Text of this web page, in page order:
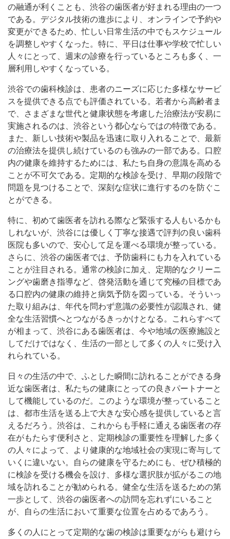
の融通が利くことも、渋谷の歯医者が好まれる理由の一つ
である。デジタル技術の進歩により、オンラインで予約や
変更ができるため、忙しい日常生活の中でもスケジュール
を調整しやすくなった。特に、平日は仕事や学校で忙しい
人々にとって、週末の診療を行っているところも多く、一
層利用しやすくなっている。
渋谷での歯科検診は、患者のニーズに応じた多様なサービ
スを提供できる点でも評価されている。若者から高齢者ま
で、さまざまな世代と健康状態を考慮した治療法が安易に
実施されるのは、渋谷という都心ならではの特徴である。
また、新しい技術や製品を迅速に取り入れることで、最新
の治療法を提供し続けているのも強みの一部である。口腔
内の健康を維持するためには、私たち自身の意識を高める
ことが不可欠である。定期的な検診を受け、早期の段階で
問題を見つけることで、深刻な症状に進行するのを防ぐこ
とができる。
特に、初めて歯医者を訪れる際など緊張する人もいるかも
しれないが、渋谷には優しく丁寧な接遇で評判の良い歯科
医院も多いので、安心して足を運べる環境が整っている。
さらに、渋谷の歯医者では、予防歯科にも力を入れている
ことが注目される。通常の検診に加え、定期的なクリーニ
ングや歯磨き指導など、啓発活動を通じて究極の目標であ
る口腔内の健康の維持と病気予防を図っている。そういっ
た取り組みは、年代を問わず意識の必要性が認識され、健
全な生活習慣へとつながるきっかけとなる。これらすべて
が相まって、渋谷にある歯医者は、今や地域の医療施設と
してだけではなく、生活の一部として多くの人々に受け入
れられている。
日々の生活の中で、ふとした瞬間に訪れることができる身
近な歯医者は、私たちの健康にとっての良きパートナーと
して機能しているのだ。このような環境が整っていること
は、都市生活を送る上で大きな安心感を提供していると言
えるだろう。渋谷は、これからも手軽に通える歯医者の存
在がもたらす便利さと、定期検診の重要性を理解した多く
の人々によって、より健康的な地域社会の実現に寄与して
いくに違いない。自らの健康を守るためにも、ぜひ積極的
に検診を受ける機会を設け、多様な選択肢が拡がるこの地
域を訪れることが勧められる。健全な生活を送るための第
一歩として、渋谷の歯医者への訪問を忘れずにいること
が、自らの生活において重要な位置を占めるであろう。
多くの人にとって定期的な歯の検診は重要ながらも避けら